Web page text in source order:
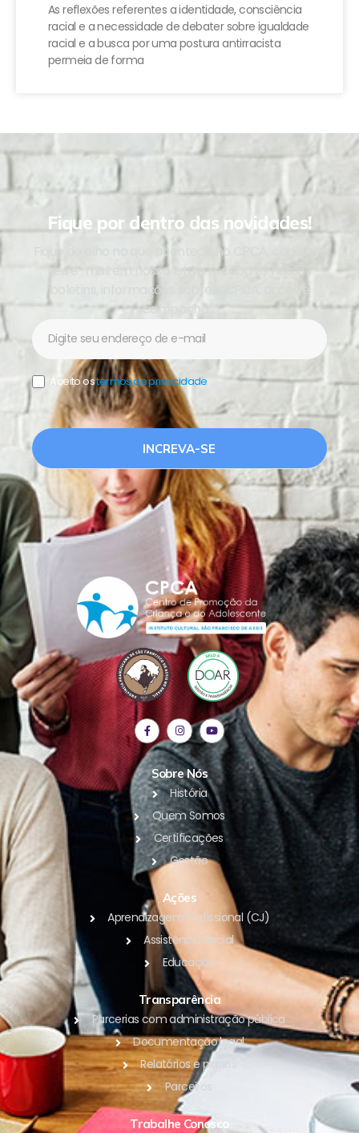
As reflexões referentes a identidade, consciência
racial e a necessidade de debater sobre igualdade
racial e a busca por uma postura antirracista
permeia de forma
Fique por dentro das novidades!
Fique de olho no que acontece no CPCA, cadastre
seu e-mail em nossa lista e receba os nossos
boletins, informações sobre o CPCA, ações e
campanhas.
Aceito ostermos de privacidade.
INCREVA-SE
Sobre Nós
História
Quem Somos
Certificações
Gestão
Ações
Aprendizagem Profissional (CJ)
Assistência Social
Educação
Transparência
Parcerias com administração pública
Documentação legal
Relatórios e planos
Parceiros
Trabalhe Conosco